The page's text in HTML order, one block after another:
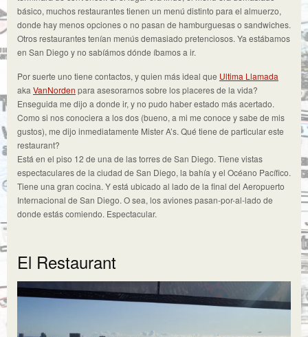
básico, muchos restaurantes tienen un menú distinto para el almuerzo,
donde hay menos opciones o no pasan de hamburguesas o sandwiches.
Otros restaurantes tenían menús demasiado pretenciosos. Ya estábamos
en San Diego y no sabíámos dónde íbamos a ir.
Por suerte uno tiene contactos, y quien más ideal que Ultima Llamada
aka VanNorden para asesorarnos sobre los placeres de la vida?
Enseguida me dijo a donde ir, y no pudo haber estado más acertado.
Como si nos conociera a los dos (bueno, a mi me conoce y sabe de mis
gustos), me dijo inmediatamente Mister A’s. Qué tiene de particular este
restaurant?
Está en el piso 12 de una de las torres de San Diego. Tiene vistas
espectaculares de la ciudad de San Diego, la bahía y el Océano Pacífico.
Tiene una gran cocina. Y está ubicado al lado de la final del Aeropuerto
Internacional de San Diego. O sea, los aviones pasan-por-al-lado de
donde estás comiendo. Espectacular.
El Restaurant